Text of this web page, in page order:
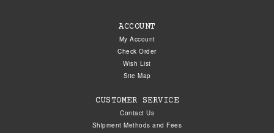
ACCOUNT
My Account
Check Order
Wish List
Site Map
CUSTOMER SERVICE
Contact Us
Shipment Methods and Fees